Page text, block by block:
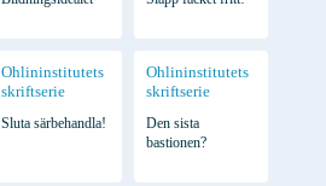
Ohlininstitutets
skriftserie
Sluta särbehandla!
Ohlininstitutets
skriftserie
Den sista
bastionen?